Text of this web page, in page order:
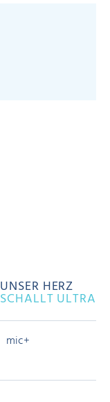
UNSER HERZ
SCHALLT ULTRA
mic+